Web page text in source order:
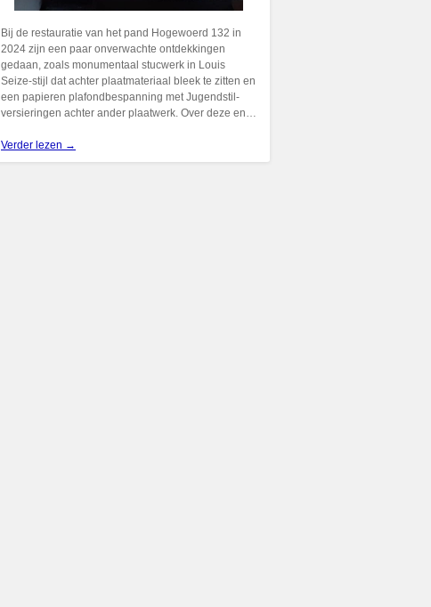
Bij de restauratie van het pand Hogewoerd 132 in
2024 zijn een paar onverwachte ontdekkingen
gedaan, zoals monumentaal stucwerk in Louis
Seize-stijl dat achter plaatmateriaal bleek te zitten en
een papieren plafondbespanning met Jugendstil-
versieringen achter ander plaatwerk. Over deze en…
Verder lezen →